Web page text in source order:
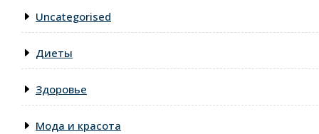
Uncategorised
Диеты
Здоровье
Мода и красота